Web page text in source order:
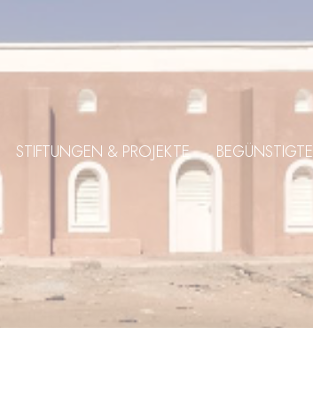
STIFTUNGEN & PROJEKTE BEGÜNSTIGTE